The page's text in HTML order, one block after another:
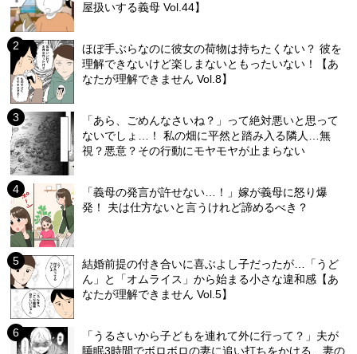
屋扱いする義母 Vol.44】
ほぼ手ぶらなのに彼女の荷物は持ちたくない？ 彼を
理解できないけど楽しまないともったいない！【あ
なたが理解できません Vol.8】
「あら、ごめんなさいね？」って絶対悪いと思って
ないでしょ…！ 私の畑に平然と踏み入る隣人…無
視？悪意？その行動にモヤモヤが止まらない
「義母の発言が許せない…！」嫁が義母に怒り爆
発！ 夫は仕方ないと言うけれど諦めるべき？
結婚前提の付き合いに喜ぶよし子だったが…「うど
ん」と「オムライス」から始まる小さな違和感【あ
なたが理解できません Vol.5】
「うるさいから子どもを連れて外に行って？」夫が
睡眠3時間でボロボロの妻に追い打ちをかける…妻の